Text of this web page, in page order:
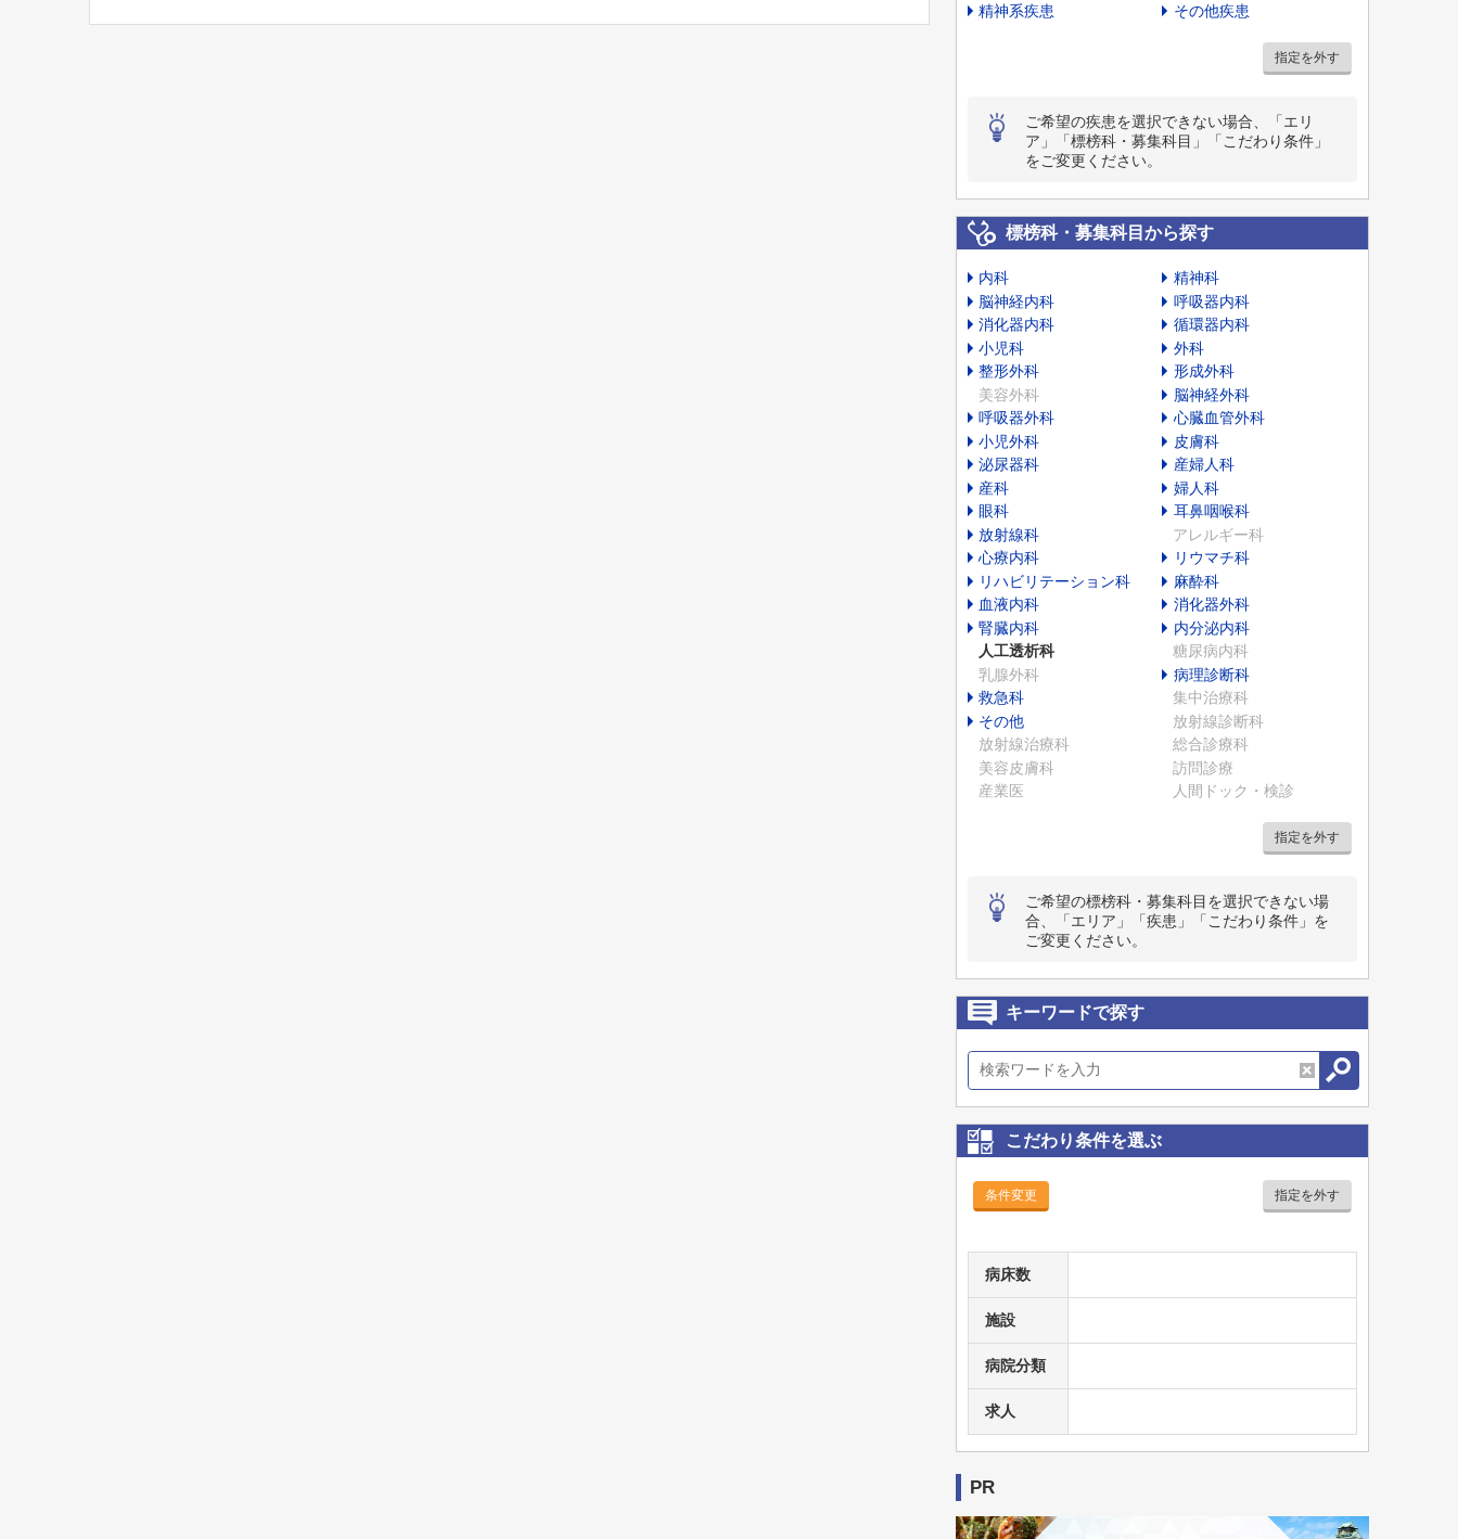
精神系疾患
その他疾患
指定を外す
ご希望の疾患を選択できない場合、「エリ
ア」「標榜科・募集科目」「こだわり条件」
をご変更ください。
標榜科・募集科目から探す
内科
精神科
脳神経内科
呼吸器内科
消化器内科
循環器内科
小児科
外科
整形外科
形成外科
美容外科
脳神経外科
呼吸器外科
心臓血管外科
小児外科
皮膚科
泌尿器科
産婦人科
産科
婦人科
眼科
耳鼻咽喉科
放射線科
アレルギー科
心療内科
リウマチ科
リハビリテーション科
麻酔科
血液内科
消化器外科
腎臓内科
内分泌内科
人工透析科
糖尿病内科
乳腺外科
病理診断科
救急科
集中治療科
その他
放射線診断科
放射線治療科
総合診療科
美容皮膚科
訪問診療
産業医
人間ドック・検診
指定を外す
ご希望の標榜科・募集科目を選択できない場
合、「エリア」「疾患」「こだわり条件」を
ご変更ください。
キーワードで探す
こだわり条件を選ぶ
条件変更 指定を外す
病床数
施設
病院分類
求人
PR